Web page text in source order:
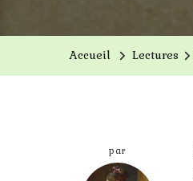
Accueil Lectures
par